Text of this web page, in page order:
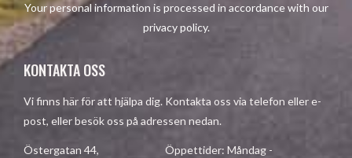
Your personal information is processed in accordance with our
privacy policy.
KONTAKTA OSS
Vi finns här för att hjälpa dig. Kontakta oss via telefon eller e-
post, eller besök oss på adressen nedan.
Östergatan 44, Öppettider: Måndag -